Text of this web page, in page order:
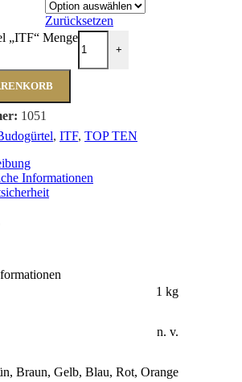
Zurücksetzen
„ITF“ Menge
+
1051
, ITF, TOP TEN
Informationen
1 kg
n. v.
, Braun, Gelb, Blau, Rot, Orange